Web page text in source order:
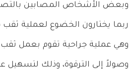
وبعض الأشخاص المصابين
ربما يختارون الخضوع لعملية ثقب
وهي عملية جراحية تقوم بعمل ثقب
وصولاً إلى الترقوة، وذلك لتسهيل